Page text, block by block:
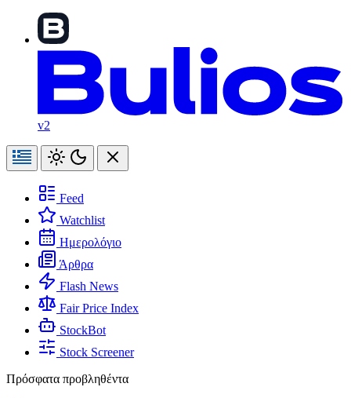
v2
Feed
Watchlist
Ημερολόγιο
Άρθρα
Flash News
Fair Price Index
StockBot
Stock Screener
Πρόσφατα προβληθέντα